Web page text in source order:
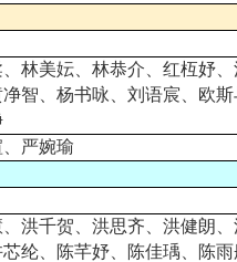
林美妘、林恭介、红枑妤
智、杨书咏、刘语宸、欧斯
严婉瑜
洪千贺、洪思齐、洪健朗、
纶、陈芊妤、陈佳瑀、陈雨